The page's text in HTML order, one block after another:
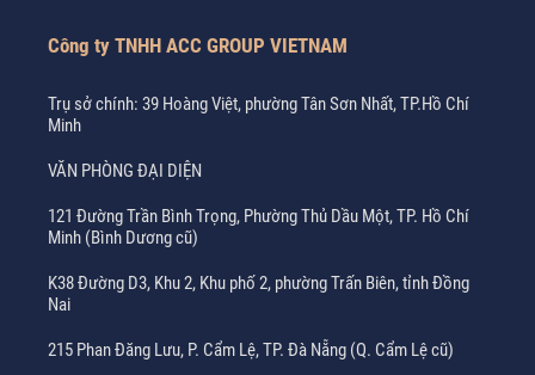
Công ty TNHH ACC GROUP VIETNAM
Trụ sở chính: 39 Hoàng Việt, phường Tân Sơn Nhất, TP.Hồ Chí
Minh
VĂN PHÒNG ĐẠI DIỆN
121 Đường Trần Bình Trọng, Phường Thủ Dầu Một, TP. Hồ Chí
Minh (Bình Dương cũ)
K38 Đường D3, Khu 2, Khu phố 2, phường Trấn Biên, tỉnh Đồng
Nai
215 Phan Đăng Lưu, P. Cẩm Lệ, TP. Đà Nẵng (Q. Cẩm Lệ cũ)